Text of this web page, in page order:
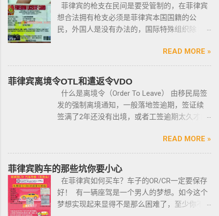
菲律宾的枪支在民间是要受管制的，在菲律宾
想合法拥有枪支必须是菲律宾本国国籍的公
民，外国人是没有办法的，国际特殊组织除
格，例如，枪支的所有权，由菲律宾国家警察
局的枪支和爆炸物部门监管，该部门先进行背
景调查，再向申请人发放枪支许可证，如果想
获得枪支，这个审核的过程是必不可少的。 在
菲律宾申请合法持有枪支，申请人必须年满21
岁，并且通过背景调查，才能获得持有执照。
申请过程还包括通过药物测试丶获得法庭许可
丶精神病学检查丶国家警察许可丶参加菲律宾
宾的相关法律，一些行业的从业人员如律师丶
菲律宾律师协会的成员丶注册会计师丶有资质
的媒体从业人员丶出纳丶银行柜员丶天主教神
父丶基督教牧师丶犹太教拉比丶伊斯兰教阿訇
READ MORE »
菲律宾离境令OTL和遣返令VDO
什么是离境令（Order To Leave） 由移民局签
发的强制离境通知，一般落地签逾期，签证续
签满了2年还没有出境，或者工签逾期太久才降
工签，47a(2)签证，降签之后，也是带离境令
的，移民局要求必须离境。 多数情况下，被发
离境令，只要在规定时间内离开菲律宾，是不
会上移民局黑名单的。想了解更多最新信息欢
迎联系和咨询我们，微信：BGC998 电报
@BGC998 Whats app：+63 912-0912-222 电
话：0912-0912-222 优先使用TG免验证，咨询
READ MORE »
菲律宾购车的那些坑你要小心
在菲律宾如何买车？车子的OR/CR一定要保存
好！ 有一辆座驾是一个男人的梦想。如今这个
梦想实现起来显得不是那么困难了，至少你不